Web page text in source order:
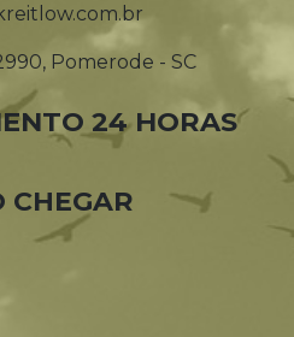
Pomerode - SC
24 HORAS
CHEGAR